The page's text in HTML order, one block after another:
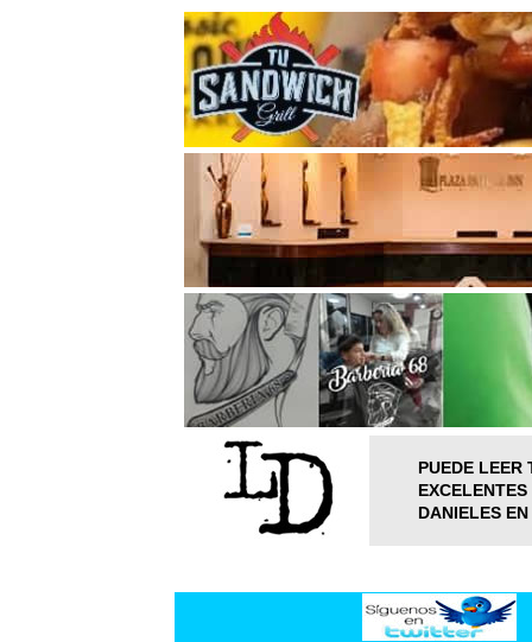
PUEDE LEER
DANIELES